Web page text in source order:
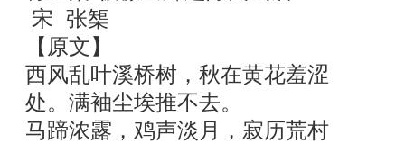
宋 张榘
【原文】
西风乱叶溪桥树，秋在黄花羞涩
处。满袖尘埃推不去。
马蹄浓露，鸡声淡月，寂历荒村